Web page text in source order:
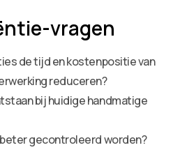
vragen
de tijd en kostenpositie van
reduceren?
bij huidige handmatige
gecontroleerd worden?